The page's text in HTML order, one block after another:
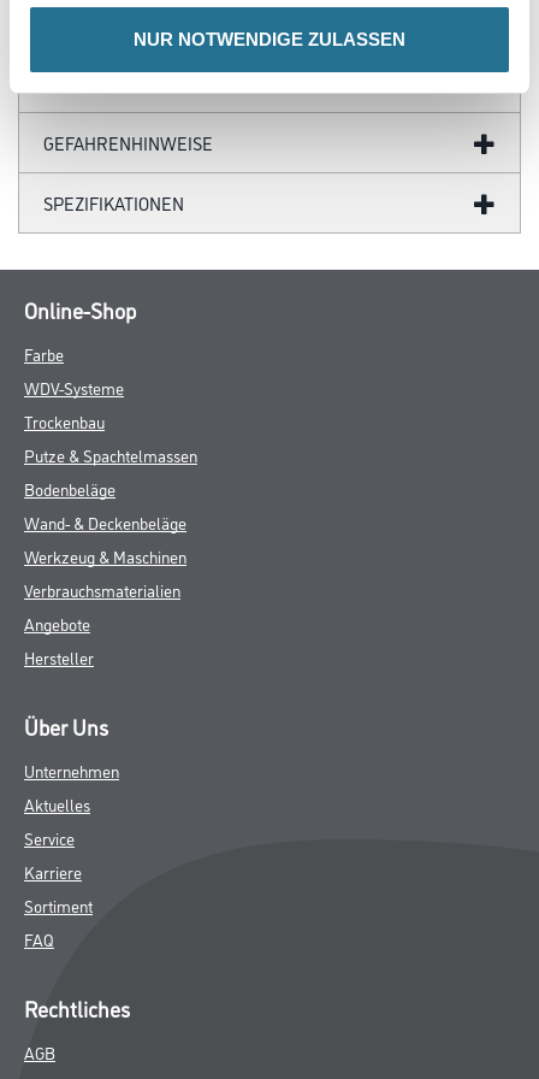
NUR NOTWENDIGE ZULASSEN
GEFAHRENHINWEISE
SPEZIFIKATIONEN
Online-Shop
Farbe
WDV-Systeme
Trockenbau
Putze & Spachtelmassen
Bodenbeläge
Wand- & Deckenbeläge
Werkzeug & Maschinen
Verbrauchsmaterialien
Angebote
Hersteller
Über Uns
Unternehmen
Aktuelles
Service
Karriere
Sortiment
FAQ
Rechtliches
AGB